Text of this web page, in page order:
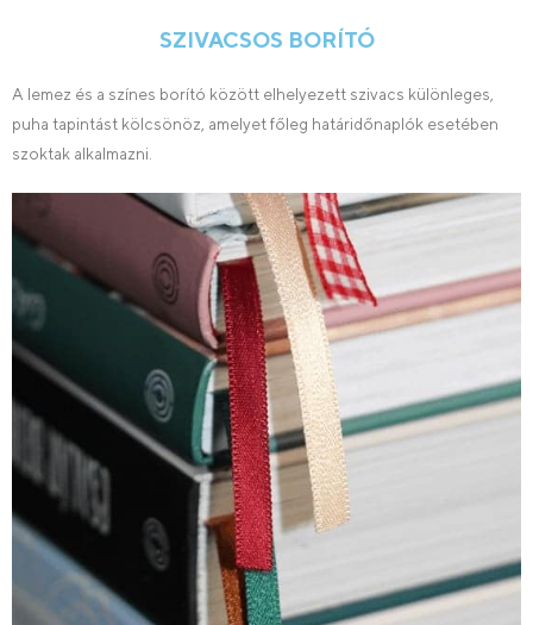
SZIVACSOS BORÍTÓ
A lemez és a színes borító között elhelyezett szivacs különleges,
puha tapintást kölcsönöz, amelyet főleg határidőnaplók esetében
szoktak alkalmazni.